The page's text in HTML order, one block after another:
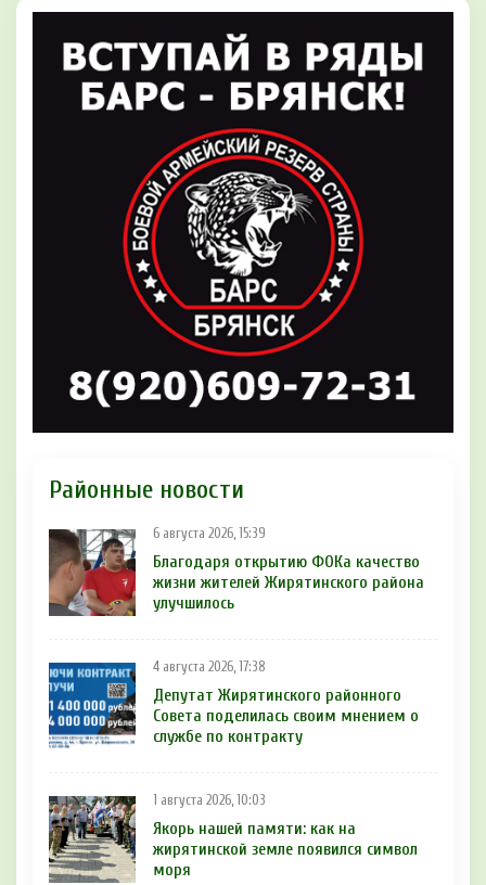
Районные новости
6 августа 2026, 15:39
Благодаря открытию ФОКа качество
жизни жителей Жирятинского района
улучшилось
4 августа 2026, 17:38
Депутат Жирятинского районного
Совета поделилась своим мнением о
службе по контракту
1 августа 2026, 10:03
Якорь нашей памяти: как на
жирятинской земле появился символ
моря